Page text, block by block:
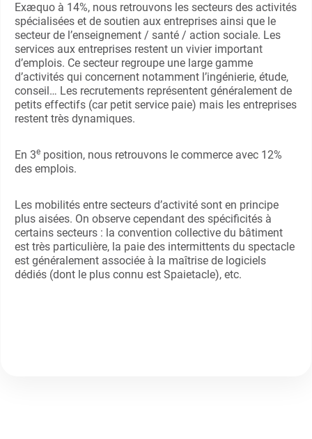
Exæquo à 14%, nous retrouvons les secteurs des activités
spécialisées et de soutien aux entreprises ainsi que le
secteur de l’enseignement / santé / action sociale. Les
services aux entreprises restent un vivier important
d’emplois. Ce secteur regroupe une large gamme
d’activités qui concernent notamment l’ingénierie, étude,
conseil… Les recrutements représentent généralement de
petits effectifs (car petit service paie) mais les entreprises
restent très dynamiques.
En 3e position, nous retrouvons le commerce avec 12%
des emplois.
Les mobilités entre secteurs d’activité sont en principe
plus aisées. On observe cependant des spécificités à
certains secteurs : la convention collective du bâtiment
est très particulière, la paie des intermittents du spectacle
est généralement associée à la maîtrise de logiciels
dédiés (dont le plus connu est Spaietacle), etc.